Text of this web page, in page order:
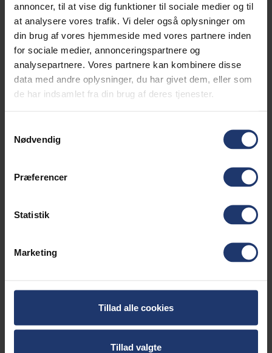
annoncer, til at vise dig funktioner til sociale medier og til
at analysere vores trafik. Vi deler også oplysninger om
din brug af vores hjemmeside med vores partnere inden
for sociale medier, annonceringspartnere og
analysepartnere. Vores partnere kan kombinere disse
data med andre oplysninger, du har givet dem, eller som
de har indsamlet fra din brug af deres tjenester.
Nødvendig
Præferencer
Statistik
Marketing
Tillad alle cookies
Tillad valgte
Generator altid klargjort
Power kalkulator